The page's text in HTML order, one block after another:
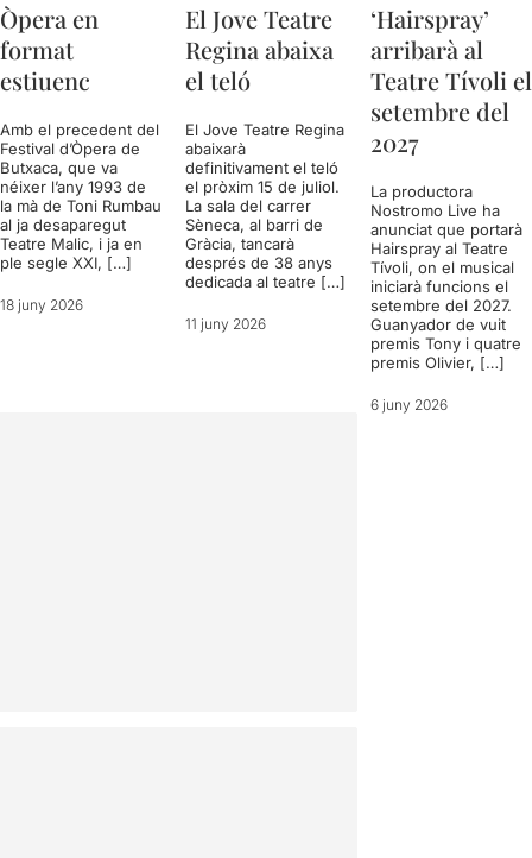
Òpera en
format
estiuenc
Amb el precedent del
Festival d’Òpera de
Butxaca, que va
néixer l’any 1993 de
la mà de Toni Rumbau
al ja desaparegut
Teatre Malic, i ja en
ple segle XXI, […]
18 juny 2026
El Jove Teatre
Regina abaixa
el teló
El Jove Teatre Regina
abaixarà
definitivament el teló
el pròxim 15 de juliol.
La sala del carrer
Sèneca, al barri de
Gràcia, tancarà
després de 38 anys
dedicada al teatre […]
11 juny 2026
‘Hairspray’
arribarà al
Teatre Tívoli el
setembre del
2027
La productora
Nostromo Live ha
anunciat que portarà
Hairspray al Teatre
Tívoli, on el musical
iniciarà funcions el
setembre del 2027.
Guanyador de vuit
premis Tony i quatre
premis Olivier, […]
6 juny 2026